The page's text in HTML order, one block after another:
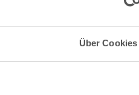
Über Cookies